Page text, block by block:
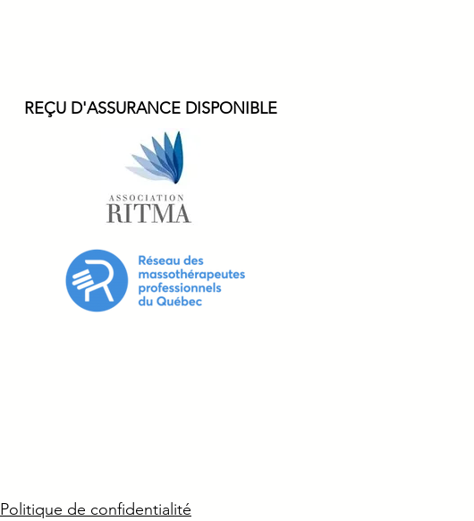
REÇU D'ASSURANCE DISPONIBLE
Politique de confidentialité